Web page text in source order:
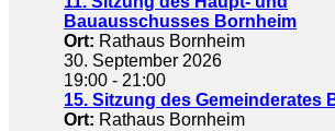
Bauausschusses Bornheim
Ort: Rathaus Bornheim
30. September 2026
19:00 - 21:00
15. Sitzung des Gemeinderates
Ort: Rathaus Bornheim